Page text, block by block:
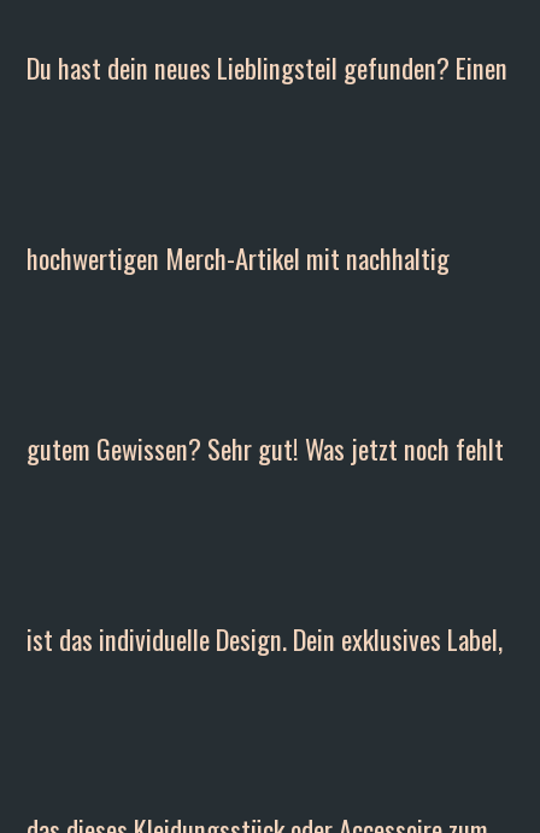
Du hast dein neues Lieblingsteil gefunden? Einen
hochwertigen Merch-Artikel mit nachhaltig
gutem Gewissen? Sehr gut! Was jetzt noch fehlt
ist das individuelle Design. Dein exklusives Label,